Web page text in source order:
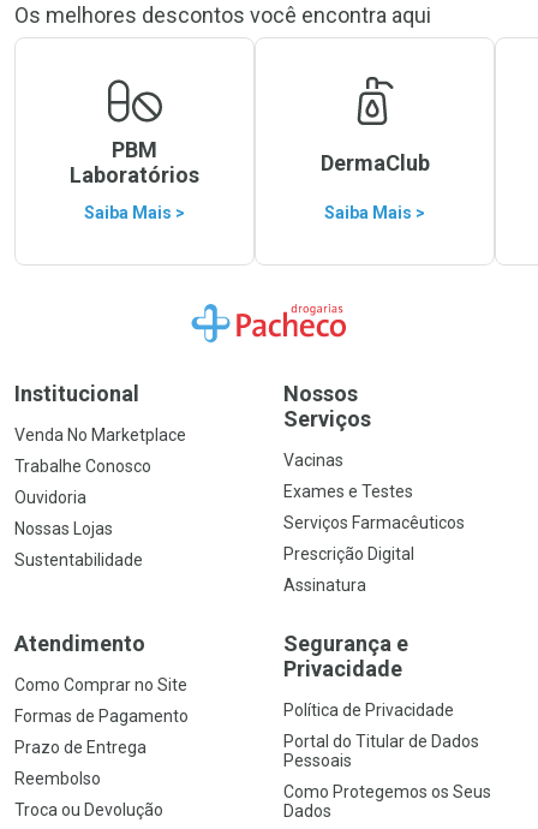
Os melhores descontos você encontra aqui
PBM
Laboratórios
Saiba Mais >
DermaClub
Saiba Mais >
Ir para a Home
Institucional
Venda No Marketplace
Trabalhe Conosco
Ouvidoria
Nossas Lojas
Sustentabilidade
Nossos
Serviços
Vacinas
Exames e Testes
Serviços Farmacêuticos
Prescrição Digital
Assinatura
Atendimento
Como Comprar no Site
Formas de Pagamento
Prazo de Entrega
Reembolso
Troca ou Devolução
Segurança e
Privacidade
Política de Privacidade
Portal do Titular de Dados
Pessoais
Como Protegemos os Seus
Dados